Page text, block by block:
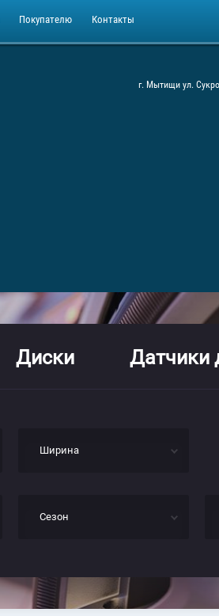
Покупателю Контакты
г. Мытищи ул.
Диски Датчики
Ширина
Сезон